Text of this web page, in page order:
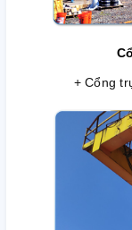
+ Cổng